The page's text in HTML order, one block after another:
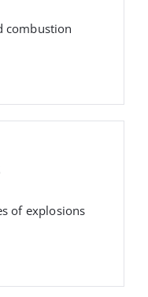
combustion
of explosions